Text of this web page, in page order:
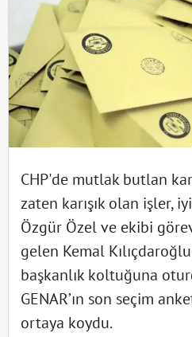
CHP'de mutlak butlan
zaten karışık olan işler,
Özgür Özel ve ekibi
gelen Kemal
başkanlık koltuğuna
GENAR’ın son seçim
ortaya koydu.